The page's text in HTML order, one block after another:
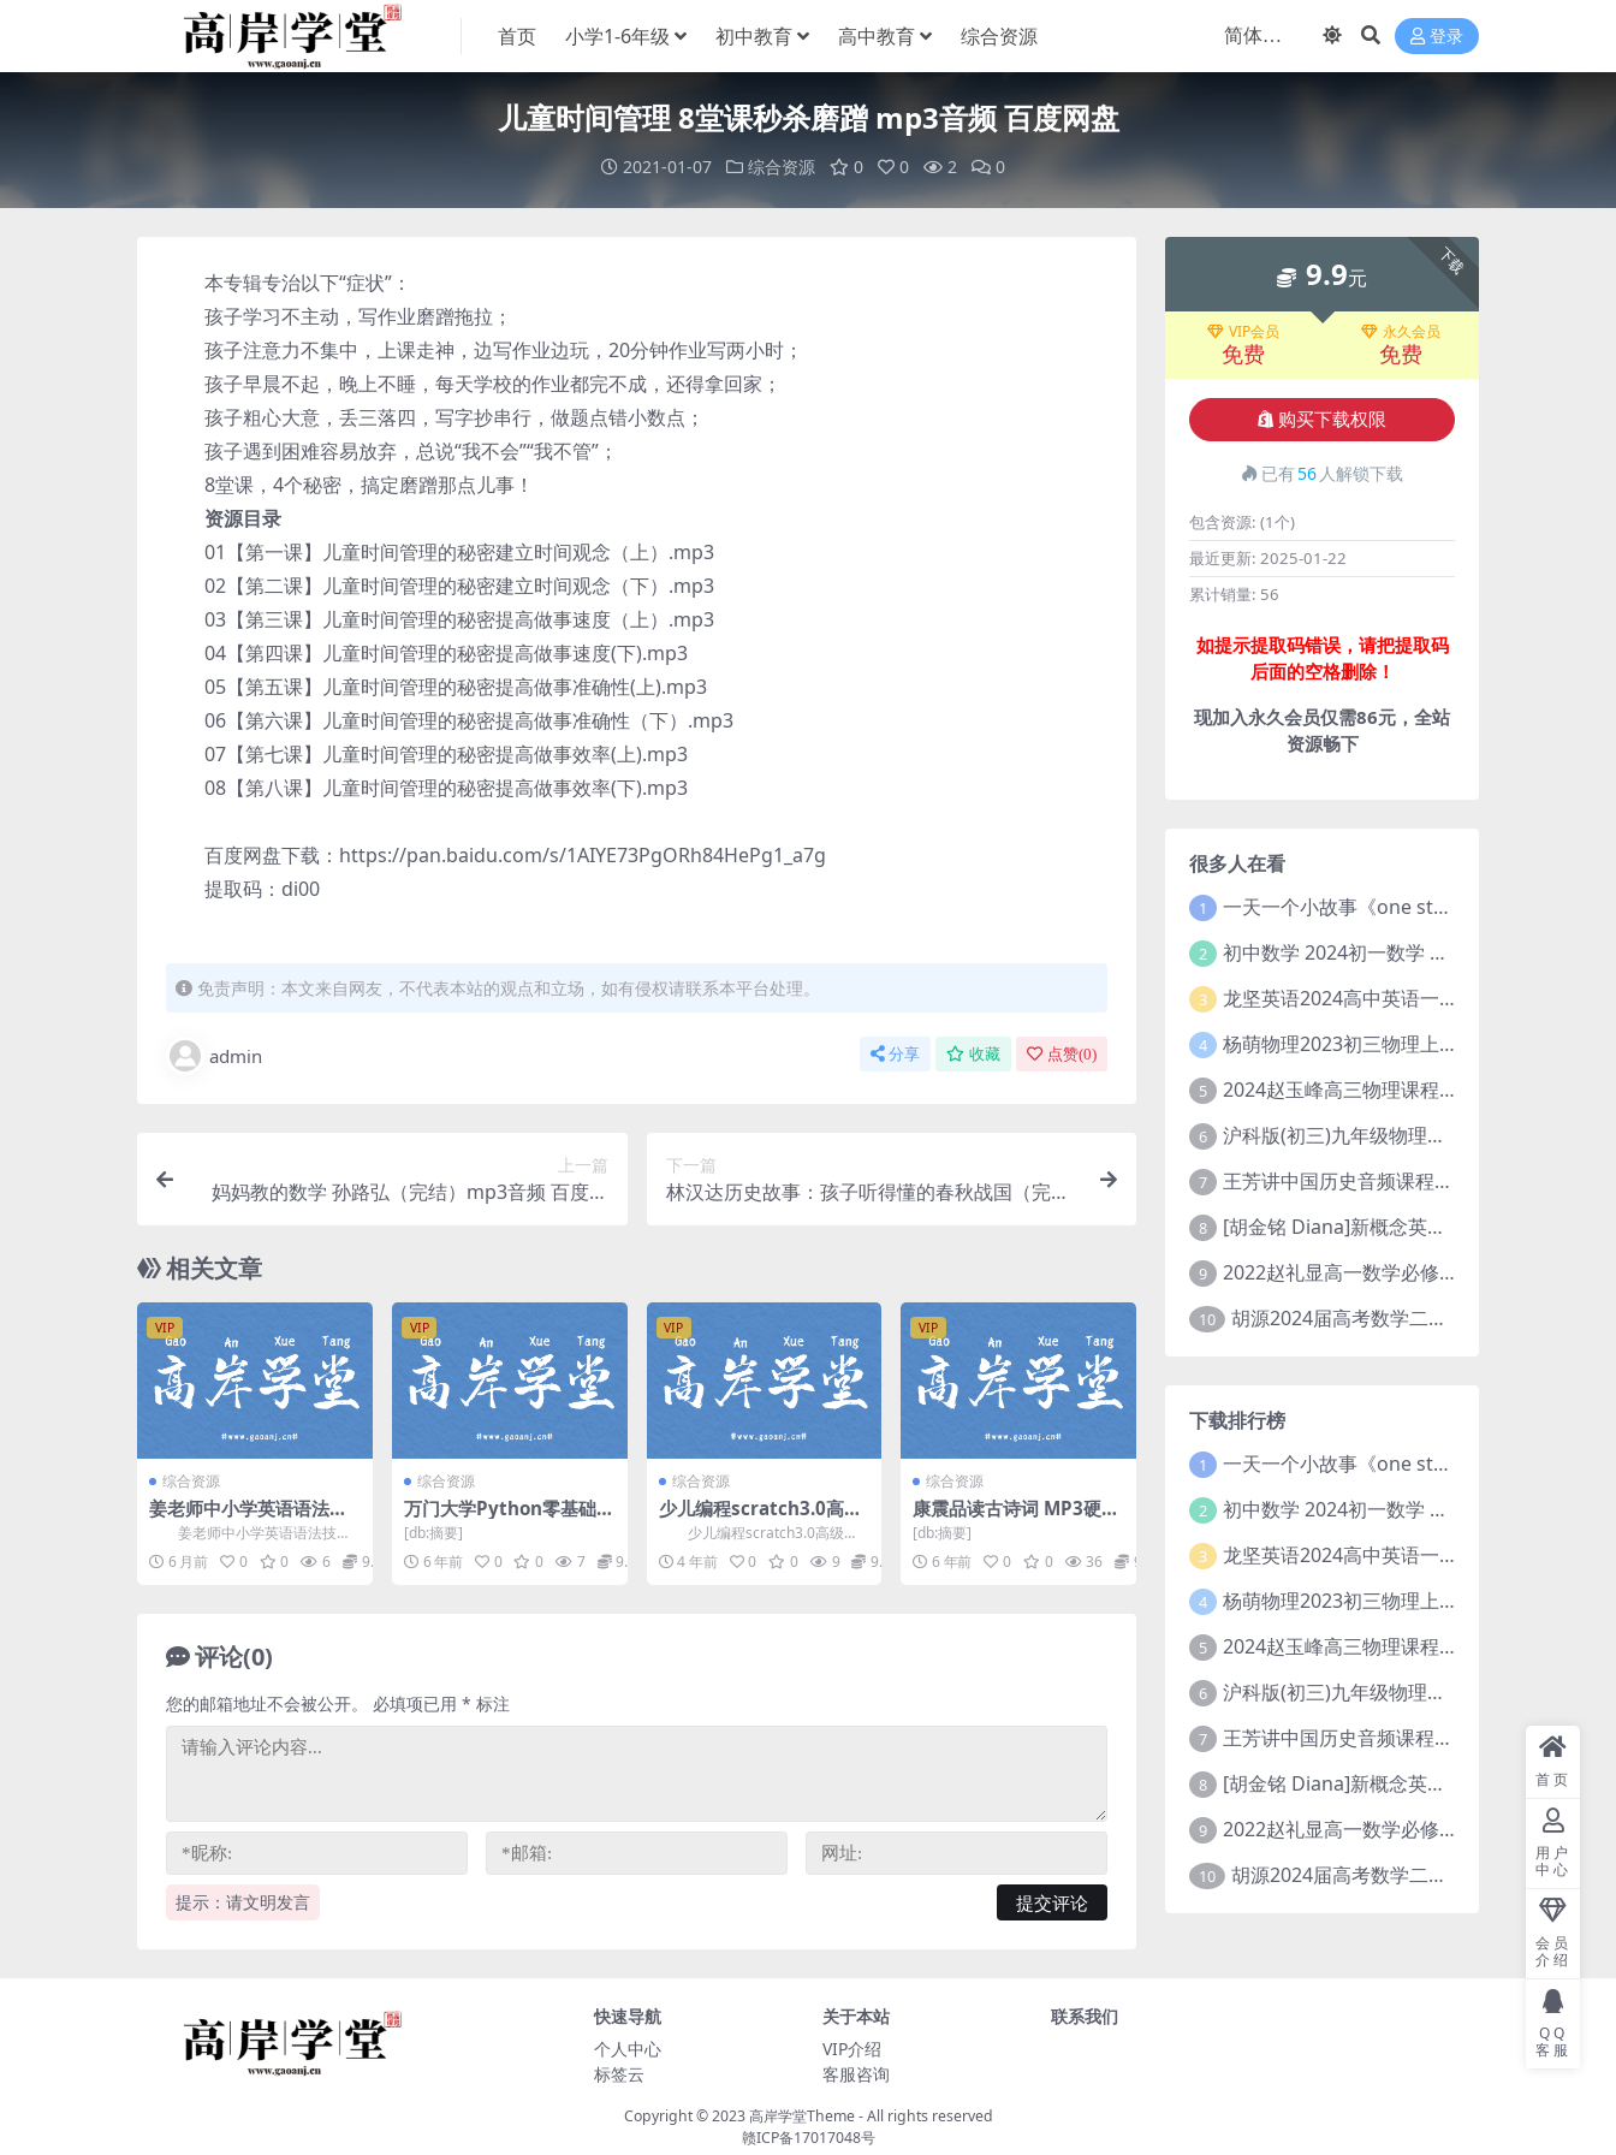
首页 小学1-6年级 初中教育 高中教育 综合资源 登录
儿童时间管理 8堂课秒杀磨蹭 mp3音频 百度网盘
2021-01-07 综合资源 0 0 2 0
本专辑专治以下“症状”：
孩子学习不主动，写作业磨蹭拖拉；
孩子注意力不集中，上课走神，边写作业边玩，20分钟作业写两小时；
孩子早晨不起，晚上不睡，每天学校的作业都完不成，还得拿回家；
孩子粗心大意，丢三落四，写字抄串行，做题点错小数点；
孩子遇到困难容易放弃，总说“我不会”“我不管”；
8堂课，4个秘密，搞定磨蹭那点儿事！
资源目录
01【第一课】儿童时间管理的秘密建立时间观念（上）.mp3
02【第二课】儿童时间管理的秘密建立时间观念（下）.mp3
03【第三课】儿童时间管理的秘密提高做事速度（上）.mp3
04【第四课】儿童时间管理的秘密提高做事速度(下).mp3
05【第五课】儿童时间管理的秘密提高做事准确性(上).mp3
06【第六课】儿童时间管理的秘密提高做事准确性（下）.mp3
07【第七课】儿童时间管理的秘密提高做事效率(上).mp3
08【第八课】儿童时间管理的秘密提高做事效率(下).mp3
百度网盘下载：https://pan.baidu.com/s/1AIYE73PgORh84HePg1_a7g
提取码：di00
免责声明：本文来自网友，不代表本站的观点和立场，如有侵权请联系本平台处理。
admin 分享 收藏 点赞(0)
上一篇
妈妈教的数学 孙路弘（完结）mp3音频 百度网
下一篇
林汉达历史故事：孩子听得懂的春秋战国（完
相关文章
VIP
综合资源
姜老师中小学英语语法技
巧集训课程(114节 含资
料) 百度网盘分享
姜老师中小学英语语法技巧
集训课程(114节 含资料)，课程
内容包括低阶到高阶...
6 月前 0 0 6 9.9
VIP
综合资源
万门大学Python零基础1
0天进阶班（46G超清打
包）百度网盘
[db:摘要]
6 年前
0 0 7 9.9
VIP
综合资源
少儿编程scratch3.0高级
篇 网盘分享
少儿编程scratch3.0高级
篇，网盘分享少儿编程课程1.42
G高清视频。...
4 年前 0 0 9 9.9
VIP
综合资源
康震品读古诗词 MP3硬盘
格式 01
[db:摘要]
6 年前
0 0 36 9.9
评论(0)
提示：请文明发言
您的邮箱地址不会被公开。 必填项已用 * 标注
下载
9.9元
VIP会员
免费
永久会员
免费
购买下载权限
已有56 人解锁下载
包含资源: (1个)
最近更新: 2025-01-22
累计销量: 56
如提示提取码错误，请把提取码
后面的空格删除！
现加入永久会员仅需86元，全站
资源畅下
很多人在看
1 一天一个小故事《one story a day》初中版 百度网盘分享下载
2 初中数学 2024初一数学 朱韬数学 S班春季下 A+班春季下 百度云网盘
3 龙坚英语2024高中英语一轮系统班(全国卷+北京卷)
4 杨萌物理2023初三物理上秋季A+班(视频+讲义) 百度网盘分享
5 2024赵玉峰高三物理课程24年高考物理一轮复习网课教程
6 沪科版(初三)九年级物理全一册网课教学视频全集(录播版 杜春雨 66讲)
7 王芳讲中国历史音频课程全集(上下五千年)
8 [胡金铭 Diana]新概念英语第1册教学视频课程(全集 百度网盘下载)
9 2022赵礼显高一数学必修一课程视频资源(秋季班 含讲义)百度网盘云
10 胡源2024届高考数学二轮寒假春季精讲 百度网盘分享
下载排行榜
1 一天一个小故事《one story a day》初中版 百度网盘分享下载
2 初中数学 2024初一数学 朱韬数学 S班春季下 A+班春季下 百度云网盘
3 龙坚英语2024高中英语一轮系统班(全国卷+北京卷)
4 杨萌物理2023初三物理上秋季A+班(视频+讲义) 百度网盘分享
5 2024赵玉峰高三物理课程24年高考物理一轮复习网课教程
6 沪科版(初三)九年级物理全一册网课教学视频全集(录播版 杜春雨 66讲)
7 王芳讲中国历史音频课程全集(上下五千年)
8 [胡金铭 Diana]新概念英语第1册教学视频课程(全集 百度网盘下载)
9 2022赵礼显高一数学必修一课程视频资源(秋季班 含讲义)百度网盘云
10 胡源2024届高考数学二轮寒假春季精讲 百度网盘分享
快速导航
个人中心
标签云
关于本站
VIP介绍
客服咨询
联系我们
Copyright © 2023高岸学堂Theme- All rights reserved
赣ICP备17017048号
首页
用户
中心
会员
介绍
QQ
客服